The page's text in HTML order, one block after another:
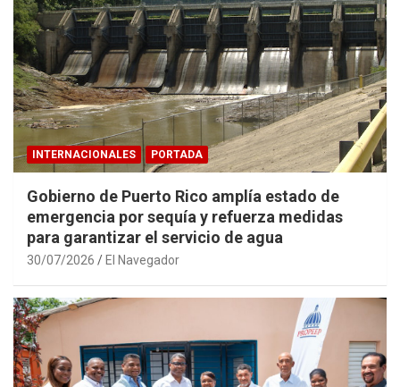
INTERNACIONALES PORTADA
Gobierno de Puerto Rico amplía estado de
emergencia por sequía y refuerza medidas
para garantizar el servicio de agua
30/07/2026 El Navegador